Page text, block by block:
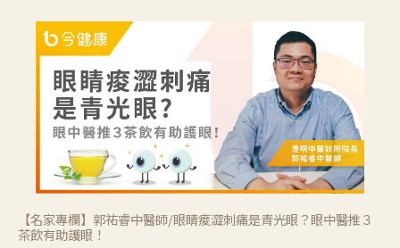
【名家專欄】郭祐睿中醫師/眼睛痠澀刺痛是青光眼？眼中醫推３
茶飲有助護眼！